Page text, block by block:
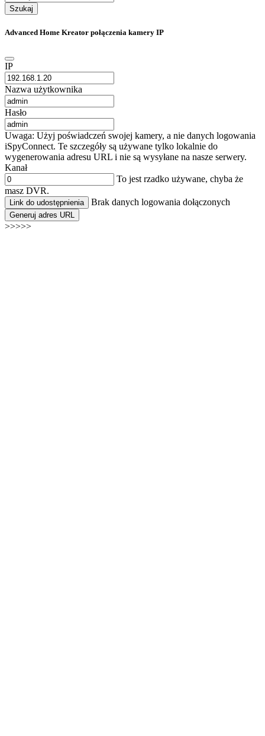
Szukaj
Advanced Home Kreator połączenia kamery IP
IP
Nazwa użytkownika
Hasło
Uwaga: Użyj poświadczeń swojej kamery, a nie danych logowania
iSpyConnect. Te szczegóły są używane tylko lokalnie do
wygenerowania adresu URL i nie są wysyłane na nasze serwery.
Kanał
To jest rzadko używane, chyba że
masz DVR.
Link do udostępnienia Brak danych logowania dołączonych
Generuj adres URL
>>>>>